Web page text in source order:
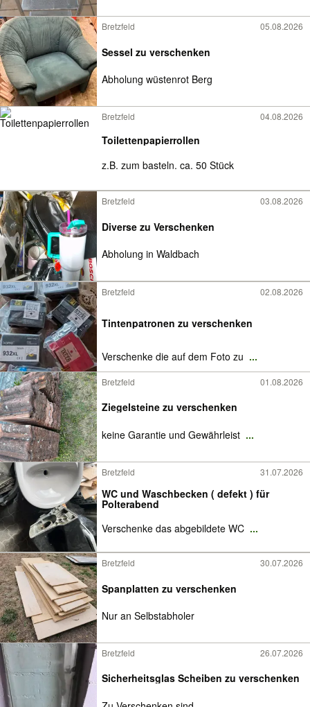
Bretzfeld 05.08.2026
Sessel zu verschenken
Abholung wüstenrot Berg
Bretzfeld 04.08.2026
Toilettenpapierrollen
z.B. zum basteln. ca. 50 Stück
Bretzfeld 03.08.2026
Diverse zu Verschenken
Abholung in Waldbach
Bretzfeld 02.08.2026
Tintenpatronen zu verschenken
Verschenke die auf dem Foto zu ...
Bretzfeld 01.08.2026
Ziegelsteine zu verschenken
keine Garantie und Gewährleist ...
Bretzfeld 31.07.2026
WC und Waschbecken ( defekt ) für
Polterabend
Verschenke das abgebildete WC ...
Bretzfeld 30.07.2026
Spanplatten zu verschenken
Nur an Selbstabholer
Bretzfeld 26.07.2026
Sicherheitsglas Scheiben zu verschenken